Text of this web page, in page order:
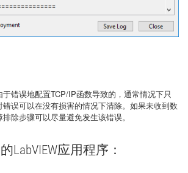
错误地配置TCP/IP函数导致的，通常情况下只
误可以在没有损害的情况下清除。如果未收到数
除步骤可以尽量避免发生该错误。
LabVIEW应用程序：